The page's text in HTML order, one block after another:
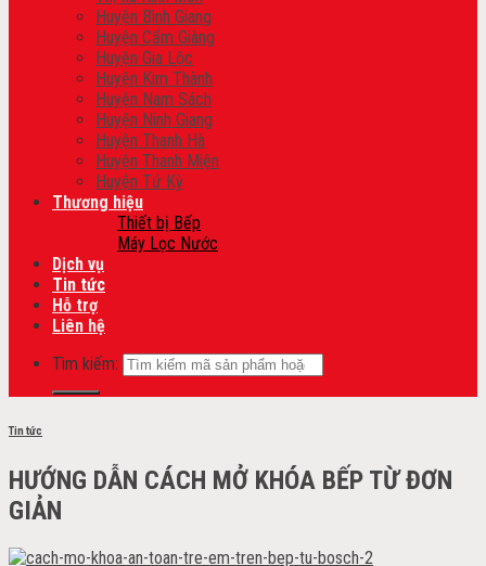
Huyện Bình Giang
Huyện Cẩm Giàng
Huyện Gia Lộc
Huyện Kim Thành
Huyện Nam Sách
Huyện Ninh Giang
Huyện Thanh Hà
Huyện Thanh Miện
Huyện Tứ Kỳ
Thương hiệu
Thiết bị Bếp
Máy Lọc Nước
Dịch vụ
Tin tức
Hỗ trợ
Liên hệ
Tìm kiếm:
Tin tức
HƯỚNG DẪN CÁCH MỞ KHÓA BẾP TỪ ĐƠN
GIẢN